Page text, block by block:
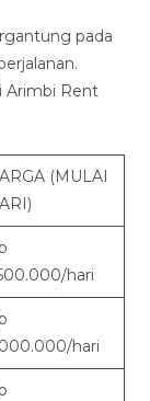
pada
Arimbi Rent
(MULAI
hari
hari